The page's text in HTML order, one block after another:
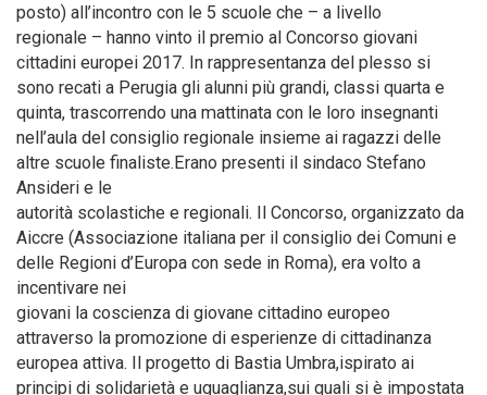
posto) all’incontro con le 5 scuole che – a livello
regionale – hanno vinto il premio al Concorso giovani
cittadini europei 2017. In rappresentanza del plesso si
sono recati a Perugia gli alunni più grandi, classi quarta e
quinta, trascorrendo una mattinata con le loro insegnanti
nell’aula del consiglio regionale insieme ai ragazzi delle
altre scuole finaliste.Erano presenti il sindaco Stefano
Ansideri e le
autorità scolastiche e regionali. Il Concorso, organizzato da
Aiccre (Associazione italiana per il consiglio dei Comuni e
delle Regioni d’Europa con sede in Roma), era volto a
incentivare nei
giovani la coscienza di giovane cittadino europeo
attraverso la promozione di esperienze di cittadinanza
europea attiva. Il progetto di Bastia Umbra,ispirato ai
principi di solidarietà e uguaglianza,sui quali si è impostata